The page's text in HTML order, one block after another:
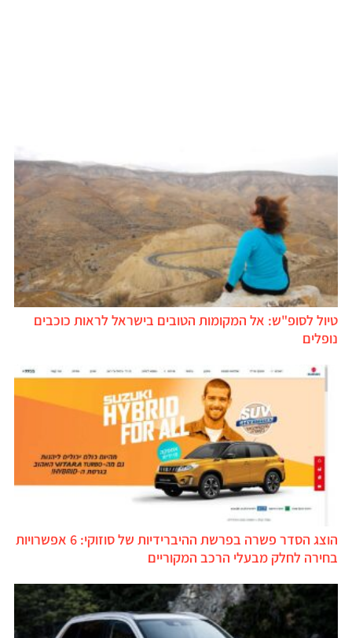
טיול לסופ"ש: אל המקומות הטובים בישראל לראות כוכבים
נופלים
הוצג הסדר פשרה בפרשת ההיברידיות של סוזוקי: 6 אפשרויות
בחירה לחלק מבעלי הרכב המקוריים